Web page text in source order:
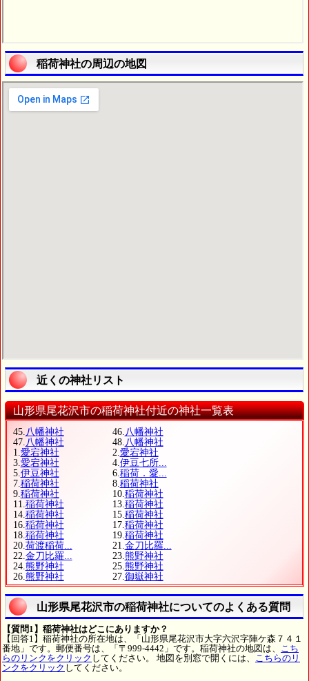
稲荷神社の周辺の地図
近くの神社リスト
山形県尾花沢市の稲荷神社付近の神社一覧表
45.八幡神社 46.八幡神社
47.八幡神社 48.八幡神社
1.愛宕神社 2.愛宕神社
3.愛宕神社 4.伊豆七所...
5.伊豆神社 6.稲荷．愛...
7.稲荷神社 8.稲荷神社
9.稲荷神社 10.稲荷神社
11.稲荷神社 13.稲荷神社
14.稲荷神社 15.稲荷神社
16.稲荷神社 17.稲荷神社
18.稲荷神社 19.稲荷神社
20.荷渡稲荷... 21.金刀比羅...
22.金刀比羅... 23.熊野神社
24.熊野神社 25.熊野神社
26.熊野神社 27.御嶽神社
山形県尾花沢市の稲荷神社についてのよくある質問
【質問1】稲荷神社はどこにありますか？
【回答1】稲荷神社の所在地は、「山形県尾花沢市大字六沢字陣ケ森７４１
番地」です。郵便番号は、「〒999-4442」です。稲荷神社の地図は、 こち
らのリンクをクリック してください。 地図を別窓で開くには、 こちらのリ
ンクをクリック してください。